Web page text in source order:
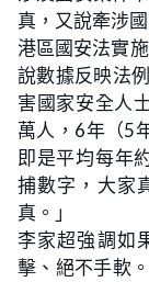
e
真，又說牽涉
港區國安法實
說數據反映法
害國家安全人
萬人，6年（5
即是平均每年
捕數字，大家
真。」
李家超強調如
擊、絕不手軟